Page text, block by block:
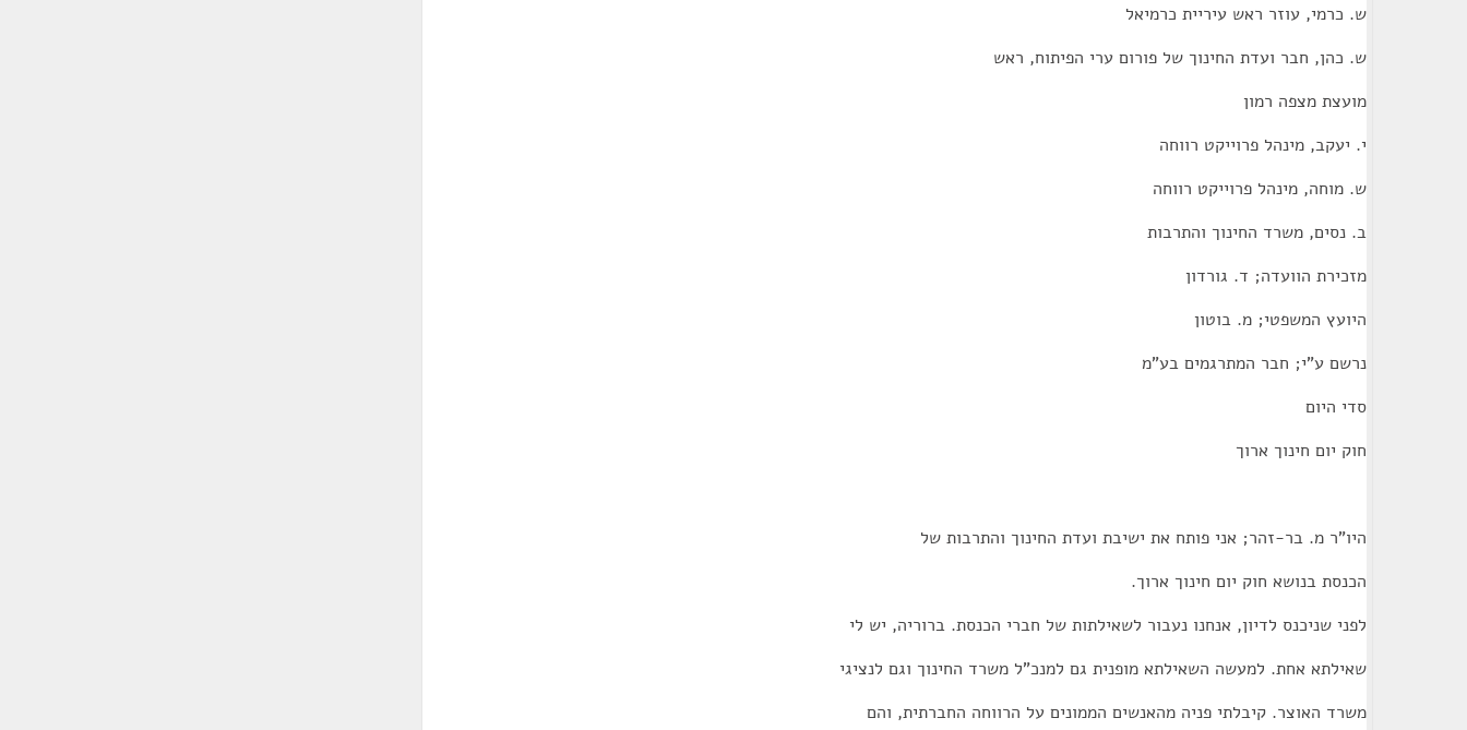
ש. כרמי, עוזר ראש עיריית כרמיאל
ש. כהן, חבר ועדת החינוך של פורום ערי הפיתוח, ראש
מועצת מצפה רמון
י. יעקב, מינהל פרוייקט רווחה
ש. מוחה, מינהל פרוייקט רווחה
ב. נסים, משרד החינוך והתרבות
מזכירת הוועדה; ד. גורדון
היועץ המשפטי; מ. בוטון
נרשם ע"י; חבר המתרגמים בע"מ
סדי היום
חוק יום חינוך ארוך
היו"ר מ. בר-זהר; אני פותח את ישיבת ועדת החינוך והתרבות של
הכנסת בנושא חוק יום חינוך ארוך.
לפני שניכנס לדיון, אנחנו נעבור לשאילתות של חברי הכנסת. ברוריה, יש לי
שאילתא אחת. למעשה השאילתא מופנית גם למנכ"ל משרד החינוך וגם לנציגי
משרד האוצר. קיבלתי פניה מהאנשים הממונים על הרווחה החברתית, והם